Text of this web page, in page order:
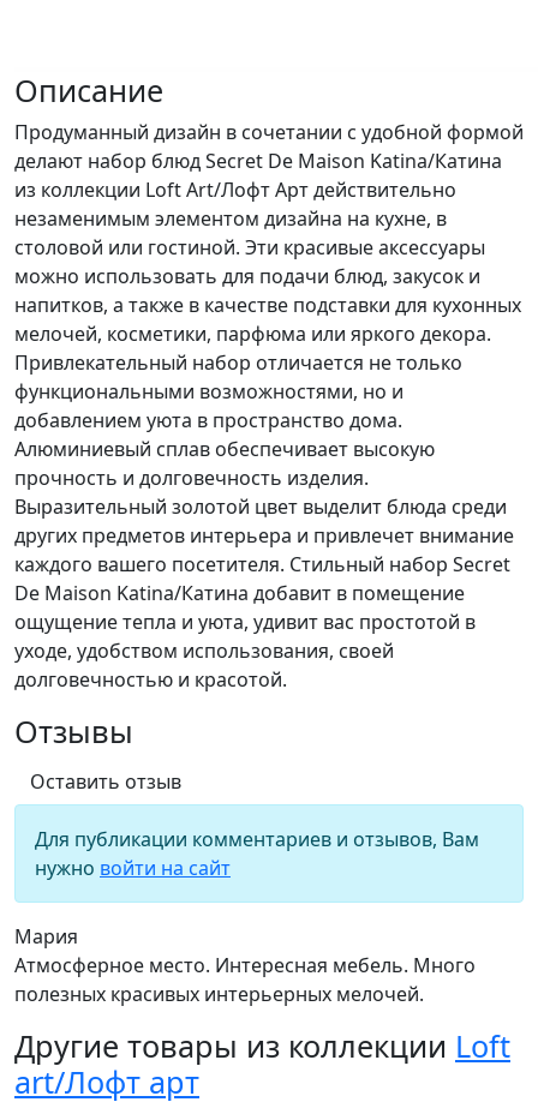
Описание
Продуманный дизайн в сочетании с удобной формой
делают набор блюд Secret De Maison Katina/Катина
из коллекции Loft Art/Лофт Арт действительно
незаменимым элементом дизайна на кухне, в
столовой или гостиной. Эти красивые аксессуары
можно использовать для подачи блюд, закусок и
напитков, а также в качестве подставки для кухонных
мелочей, косметики, парфюма или яркого декора.
Привлекательный набор отличается не только
функциональными возможностями, но и
добавлением уюта в пространство дома.
Алюминиевый сплав обеспечивает высокую
прочность и долговечность изделия.
Выразительный золотой цвет выделит блюда среди
других предметов интерьера и привлечет внимание
каждого вашего посетителя. Стильный набор Secret
De Maison Katina/Катина добавит в помещение
ощущение тепла и уюта, удивит вас простотой в
уходе, удобством использования, своей
долговечностью и красотой.
Отзывы
Оставить отзыв
Для публикации комментариев и отзывов, Вам
нужно войти на сайт
Мария
Атмосферное место. Интересная мебель. Много
полезных красивых интерьерных мелочей.
Другие товары из коллекции Loft
art/Лофт арт